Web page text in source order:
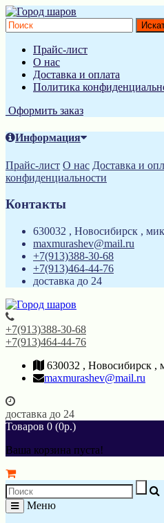
Прайс-лист
О нас
Доставка и оплата
Политика
Оформить заказ
Информация
Прайс-лист О нас Доставка и
конфиденциальности
Контакты
630032 , Новосибирск ,
maxmurashev@mail.ru
+7(913)388-30-68
+7(913)464-44-76
доставка до 24
+7(913)388-30-68
+7(913)464-44-76
630032 , Новосибирск ,
maxmurashev@mail.ru
доставка до 24
Товаров 0 (0р.)
Ваша корзина пуста!
Меню